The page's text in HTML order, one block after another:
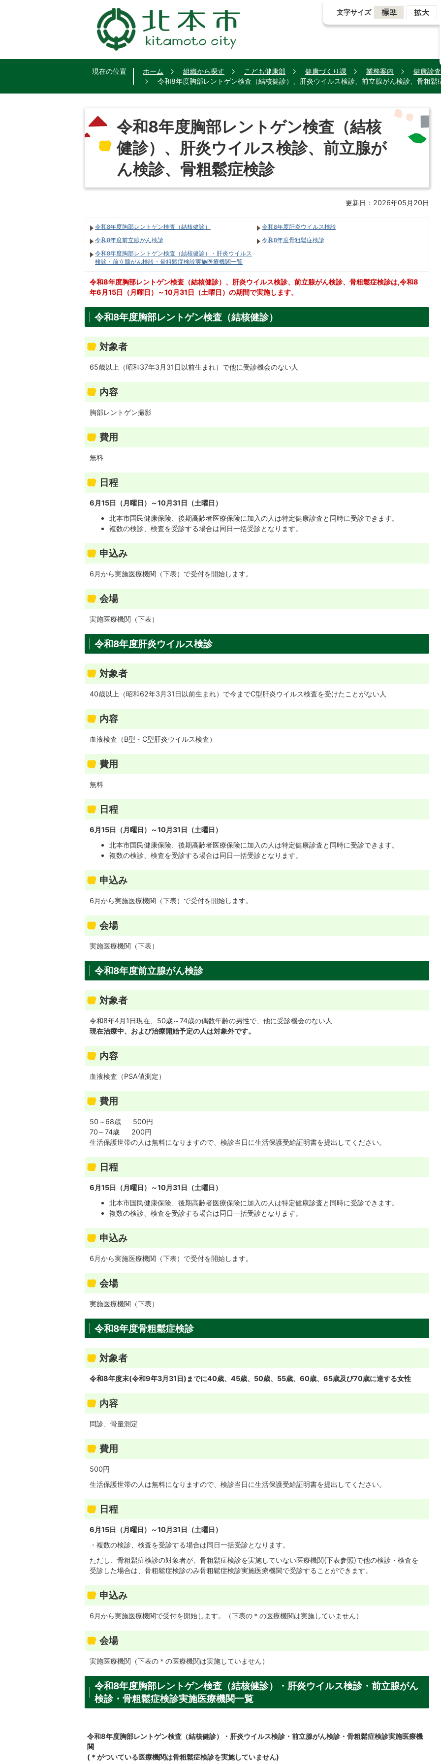
文字サイズ
現在の位置 ホーム 組織から探す こども健康部 健康づくり課 業務案内
健康診
令和8年度胸部レントゲン検査（結核健診）、肝炎ウイルス検診、前立腺がん検診、骨粗鬆
令和8年度胸部レントゲン検査（結核
健診）、肝炎ウイルス検診、前立腺が
ん検診、骨粗鬆症検診
更新日：2026年05月20日
令和8年度胸部レントゲン検査（結核健診）
令和8年度肝炎ウイルス検診
令和8年度前立腺がん検診
令和8年度骨粗鬆症検診
令和8年度胸部レントゲン検査（結核健診）・肝炎ウイルス
検診・前立腺がん検診・骨粗鬆症検診実施医療機関一覧
令和8年度胸部レントゲン検査（結核健診）、肝炎ウイルス検診、前立腺がん検診、骨粗鬆症検診は,令和8
年6月15日（月曜日）～10月31日（土曜日）の期間で実施します。
令和8年度胸部レントゲン検査（結核健診）
対象者
65歳以上（昭和37年3月31日以前生まれ）で他に受診機会のない人
内容
胸部レントゲン撮影
費用
無料
日程
6月15日（月曜日）～10月31日（土曜日）
北本市国民健康保険、後期高齢者医療保険に加入の人は特定健康診査と同時に受診できます。
複数の検診、検査を受診する場合は同日一括受診となります。
申込み
6月から実施医療機関（下表）で受付を開始します。
会場
実施医療機関（下表）
令和8年度肝炎ウイルス検診
対象者
40歳以上（昭和62年3月31日以前生まれ）で今までC型肝炎ウイルス検査を受けたことがない人
内容
血液検査（B型・C型肝炎ウイルス検査）
費用
無料
日程
6月15日（月曜日）～10月31日（土曜日）
北本市国民健康保険、後期高齢者医療保険に加入の人は特定健康診査と同時に受診できます。
複数の検診、検査を受診する場合は同日一括受診となります。
申込み
6月から実施医療機関（下表）で受付を開始します。
会場
実施医療機関（下表）
令和8年度前立腺がん検診
対象者
令和8年4月1日現在、50歳～74歳の偶数年齢の男性で、他に受診機会のない人
現在治療中、および治療開始予定の人は対象外です。
内容
血液検査（PSA値測定）
費用
50～68歳 500円
70～74歳 200円
生活保護世帯の人は無料になりますので、検診当日に生活保護受給証明書を提出してください。
日程
6月15日（月曜日）～10月31日（土曜日）
北本市国民健康保険、後期高齢者医療保険に加入の人は特定健康診査と同時に受診できます。
複数の検診、検査を受診する場合は同日一括受診となります。
申込み
6月から実施医療機関（下表）で受付を開始します。
会場
実施医療機関（下表）
令和8年度骨粗鬆症検診
対象者
令和8年度末(令和9年3月31日)までに40歳、45歳、50歳、55歳、60歳、65歳及び70歳に達する女性
内容
問診、骨量測定
費用
500円
生活保護世帯の人は無料になりますので、検診当日に生活保護受給証明書を提出してください。
日程
6 月15日（月曜日）～10月31日（土曜日）
・複数の検診、検査を受診する場合は同日一括受診となります。
ただし、骨粗鬆症検診の対象者が、骨粗鬆症検診を実施していない医療機関(下表参照)で他の検診・検査を
受診した場合は、骨粗鬆症検診のみ骨粗鬆症検診実施医療機関で受診することができます。
申込み
6月から実施医療機関で受付を開始します。（下表の＊の医療機関は実施していません）
会場
実施医療機関（下表の＊の医療機関は実施していません）
令和8年度胸部レントゲン検査（結核健診）・肝炎ウイルス検診・前立腺がん
検診・骨粗鬆症検診実施医療機関一覧
令和8年度胸部レントゲン検査（結核健診）・肝炎ウイルス検診・前立腺がん検診・骨粗鬆症検診実施医療機
関
(＊がついている医療機関は骨粗鬆症検診を実施していません)